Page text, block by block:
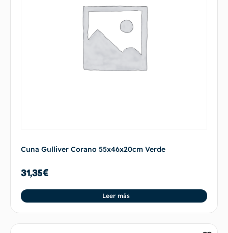
Cuna Gulliver Corano 55x46x20cm Verde
31,35€
Leer más